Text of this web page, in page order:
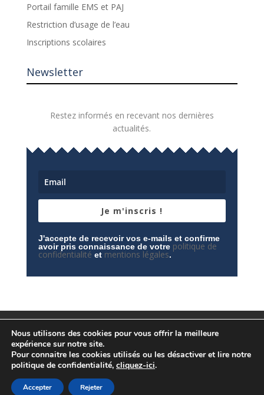
Portail famille EMS et PAJ
Restriction d’usage de l’eau
Inscriptions scolaires
Newsletter
Restez informés en recevant nos dernières
actualités.
Je m'inscris !
J'accepte de recevoir vos e-mails et confirme
avoir pris connaissance de votre politique de
confidentialité et mentions légales.
Espace privé
Politique de confidentialité
© Conception
Nous utilisons des cookies pour vous offrir la meilleure
expérience sur notre site.
Pour connaitre les cookies utilisés ou les désactiver et lire notre
politique de confidentialité, cliquez-ici.
Accepter Rejeter